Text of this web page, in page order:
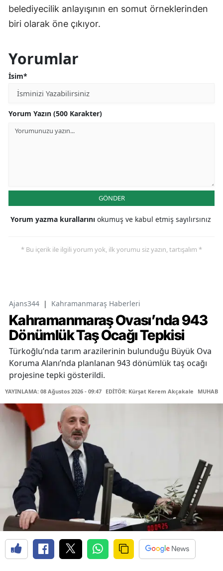
belediyecilik anlayışının en somut örneklerinden
biri olarak öne çıkıyor.
Yorumlar
İsim*
Yorum Yazın (500 Karakter)
GÖNDER
Yorum yazma kurallarını okumuş ve kabul etmiş sayılırsınız
* Bu içerik ile ilgili yorum yok, ilk yorumu siz yazın, tartışalım *
Ajans344 | Kahramanmaraş Haberleri
Kahramanmaraş Ovası’nda 943
Dönümlük Taş Ocağı Tepkisi
Türkoğlu’nda tarım arazilerinin bulunduğu Büyük Ova
Koruma Alanı’nda planlanan 943 dönümlük taş ocağı
projesine tepki gösterildi.
YAYINLAMA: 08 Ağustos 2026 - 09:47 EDİTÖR: Kürşat Kerem Akçakale